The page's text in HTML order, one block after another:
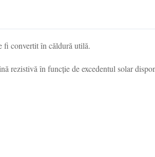
fi convertit în căldură utilă.
rezistivă în funcție de excedentul solar